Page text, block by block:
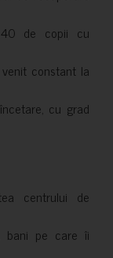
de copii cu
constant la
cu grad
centrului de
bani pe care îi